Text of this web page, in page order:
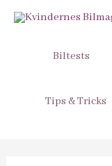
Biltests
Tips & Tricks